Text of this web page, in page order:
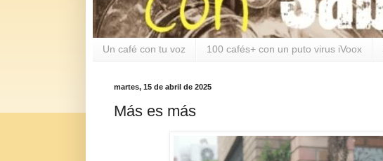
Un café con tu voz 100 cafés+ con un puto virus iVoox
martes, 15 de abril de 2025
Más es más